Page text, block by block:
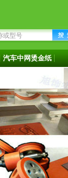
汽车中网烫金纸